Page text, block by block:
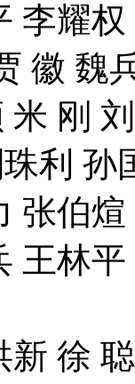
李耀
徽 魏
刚
利 孙
张伯
王林
新 徐